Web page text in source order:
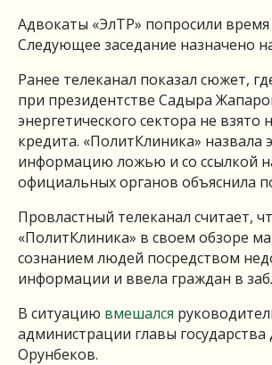
Адвокаты «ЭлТР» попросили время
Следующее заседание назначено
Ранее телеканал показал сюжет,
при президентстве Садыра
энергетического сектора не взято
кредита. «ПолитКлиника» назвала
информацию ложью и со ссылкой
официальных органов объяснила
Провластный телеканал считает,
«ПолитКлиника» в своем обзоре
сознанием людей посредством
информации и ввела граждан в
В ситуацию вмешался
администрации главы
Орунбеков.